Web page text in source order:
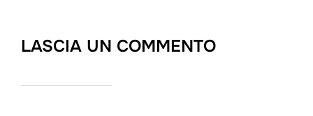
LASCIA UN COMMENTO